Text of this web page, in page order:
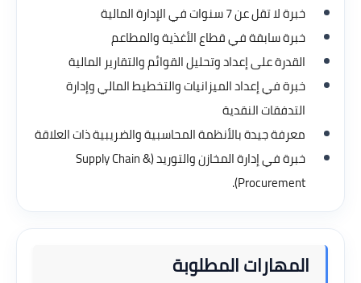
خبرة لا تقل عن 7 سنوات في الإدارة المالية
خبرة سابقة في قطاع الأغذية والمطاعم
القدرة على إعداد وتحليل القوائم والتقارير المالية
خبرة في إعداد الميزانيات والتخطيط المالي وإدارة
التدفقات النقدية
معرفة جيدة بالأنظمة المحاسبية والضريبية ذات العلاقة
خبرة في إدارة المخازن والتوريد (Supply Chain &
Procurement).
المهارات المطلوبة